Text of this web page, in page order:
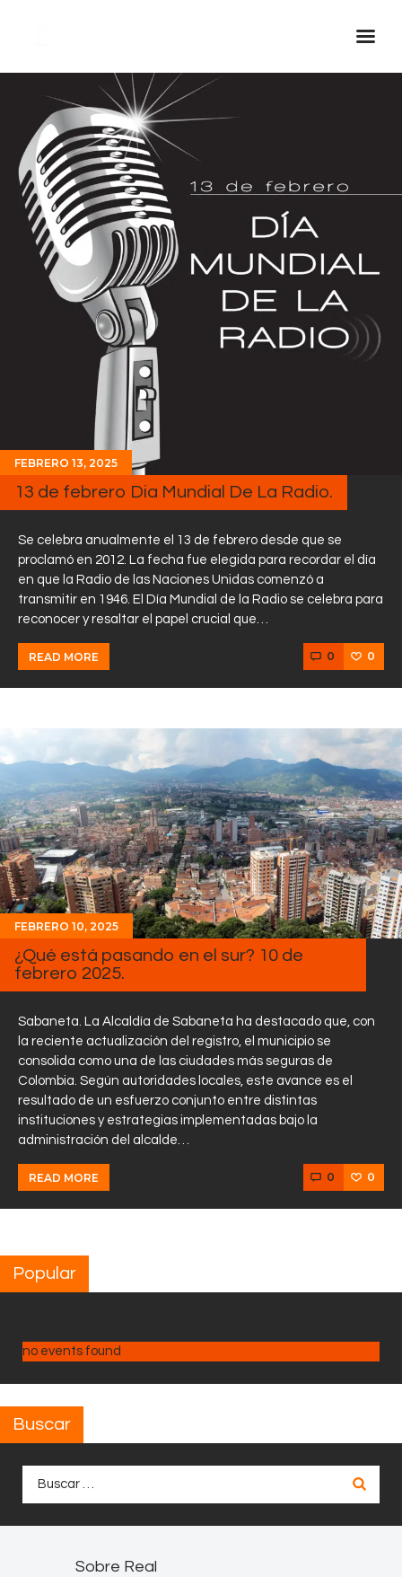
Inicio Real FM
Streaming
En Vivo
Descarga La APP
Programas
Noticias
Equipo
Sobre Nosotros
Contactos
FEBRERO 13, 2025
13 de febrero Dia Mundial De La Radio.
Se celebra anualmente el 13 de febrero desde que se
proclamó en 2012. La fecha fue elegida para recordar el día
en que la Radio de las Naciones Unidas comenzó a
transmitir en 1946. El Día Mundial de la Radio se celebra para
reconocer y resaltar el papel crucial que…
READ MORE 0 0
FEBRERO 10, 2025
¿Qué está pasando en el sur? 10 de
febrero 2025.
Sabaneta. La Alcaldía de Sabaneta ha destacado que, con
la reciente actualización del registro, el municipio se
consolida como una de las ciudades más seguras de
Colombia. Según autoridades locales, este avance es el
resultado de un esfuerzo conjunto entre distintas
instituciones y estrategias implementadas bajo la
administración del alcalde…
READ MORE 0 0
Popular
no events found
Buscar
Sobre Real